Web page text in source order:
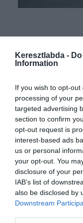
Keresztlabda -
Information
If you wish to opt-
processing of your
targeted advertising
section to confirm
opt-out request is
interest-based ads
us or personal
your opt-out. You
disclosure of your
IAB’s list of
also be disclosed by
Downstream
Talán kicsit meglepőek
király kategóriája, és
egyszerű rajongó egy
költségek és egyéb
van.